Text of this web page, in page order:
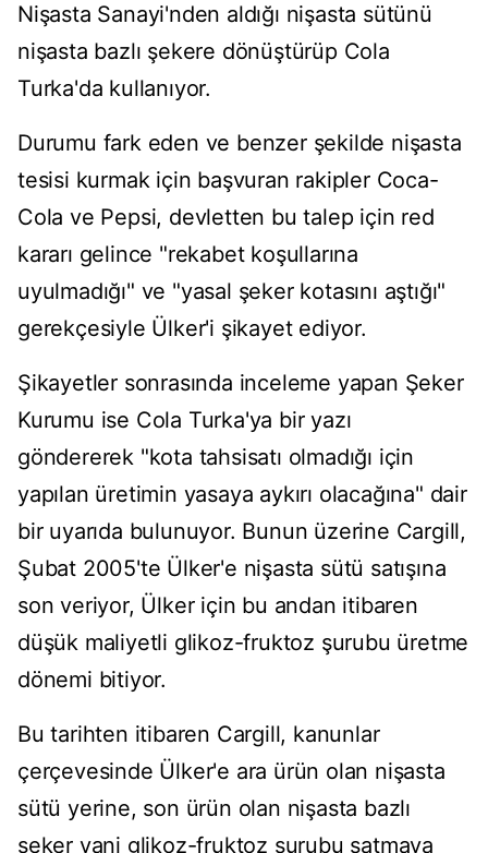
Nişasta Sanayi'nden aldığı nişasta sütünü
nişasta bazlı şekere dönüştürüp Cola
Turka'da kullanıyor.
Durumu fark eden ve benzer şekilde nişasta
tesisi kurmak için başvuran rakipler Coca-
Cola ve Pepsi, devletten bu talep için red
kararı gelince "rekabet koşullarına
uyulmadığı" ve "yasal şeker kotasını aştığı"
gerekçesiyle Ülker'i şikayet ediyor.
Şikayetler sonrasında inceleme yapan Şeker
Kurumu ise Cola Turka'ya bir yazı
göndererek "kota tahsisatı olmadığı için
yapılan üretimin yasaya aykırı olacağına" dair
bir uyarıda bulunuyor. Bunun üzerine Cargill,
Şubat 2005'te Ülker'e nişasta sütü satışına
son veriyor, Ülker için bu andan itibaren
düşük maliyetli glikoz-fruktoz şurubu üretme
dönemi bitiyor.
Bu tarihten itibaren Cargill, kanunlar
çerçevesinde Ülker'e ara ürün olan nişasta
sütü yerine, son ürün olan nişasta bazlı
şeker yani glikoz-fruktoz şurubu satmaya